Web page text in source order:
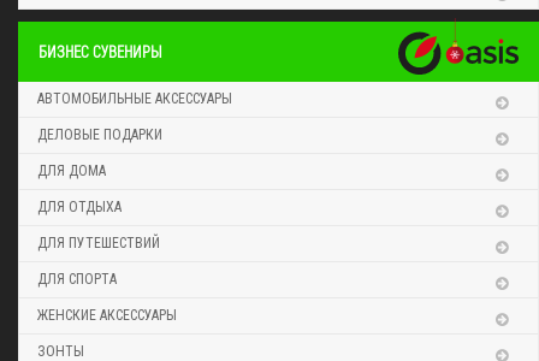
БИЗНЕС СУВЕНИРЫ
АВТОМОБИЛЬНЫЕ АКСЕССУАРЫ
ДЕЛОВЫЕ ПОДАРКИ
ДЛЯ ДОМА
ДЛЯ ОТДЫХА
ДЛЯ ПУТЕШЕСТВИЙ
ДЛЯ СПОРТА
ЖЕНСКИЕ АКСЕССУАРЫ
ЗОНТЫ